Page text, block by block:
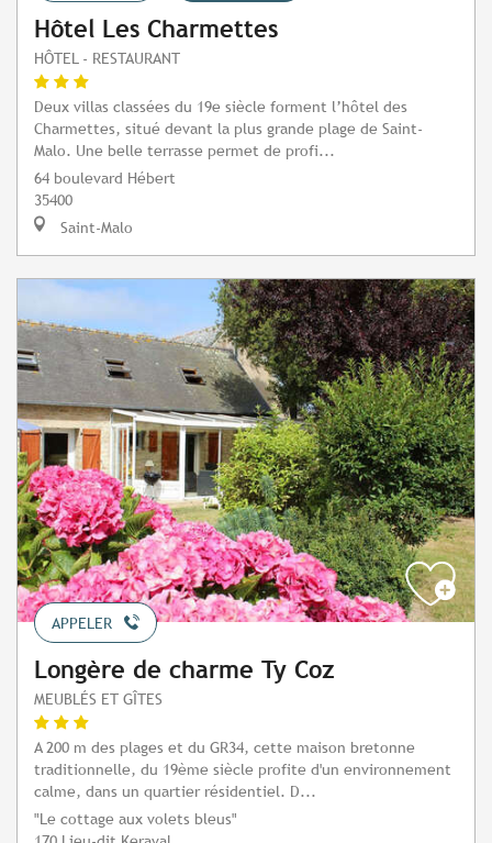
Hôtel Les Charmettes
HÔTEL - RESTAURANT
Deux villas classées du 19e siècle forment l’hôtel des
Charmettes, situé devant la plus grande plage de Saint-
Malo. Une belle terrasse permet de profi...
64 boulevard Hébert
35400
Saint-Malo
APPELER
Longère de charme Ty Coz
MEUBLÉS ET GÎTES
A 200 m des plages et du GR34, cette maison bretonne
traditionnelle, du 19ème siècle profite d'un environnement
calme, dans un quartier résidentiel. D...
"Le cottage aux volets bleus"